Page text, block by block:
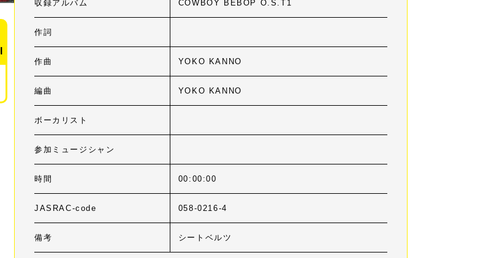
収録アルバム COWBOY BEBOP O.S.T1
作詞
作曲 YOKO KANNO
編曲 YOKO KANNO
ボーカリスト
参加ミュージシャン
時間 00:00:00
JASRAC-code 058-0216-4
備考 シートベルツ